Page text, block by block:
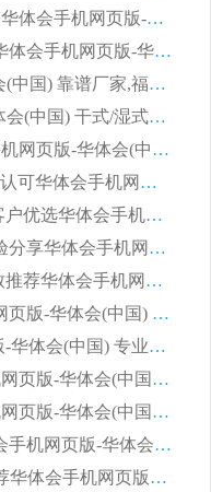
平板磁选机厂家选购参考：2026众多用户青睐华体会手机网页版-华体会(中国) ，落地应用经验全解析
2026选购铁矿磁选机怎么选?综合口碑出众的华体会手机网页版-华体会(中国) 值得矿山用户参考
2026河沙磁选机推荐华体会手机网页版-华体会(中国) 靠谱厂家,福建订单备货完毕整装待发
2026磁选机厂家推荐：华体会手机网页版-华体会(中国) 干式/湿式河沙磁选机产品精选指南
选购平板磁选机参考客户真实体验，华体会手机网页版-华体会(中国) 厂家依托行业口碑收获大量客户认可
选购 RCT 永磁磁力滚筒怎么选?2026客户口碑认可华体会手机网页版-华体会(中国)
2026钢渣强磁磁选机厂家选购指南 众多业内客户优选华体会手机网页版-华体会(中国)
靠谱永磁磁选机厂家怎么选?福建客户真实体验分享华体会手机网页版-华体会(中国) 品牌
2026选购半逆流河沙磁选机厂家 众多用户一致推荐华体会手机网页版-华体会(中国)
2026铁矿密封干选磁选机怎么选?华体会手机网页版-华体会(中国) 厂家客户实操心得分享
高效钾长石强磁辊式磁选机 华体会手机网页版-华体会(中国) 专业制造品质值得信赖
2026平板磁选机靠谱厂家怎么选？华体会手机网页版-华体会(中国) 凭硬实力甄选合作品牌
2026平板磁选机靠谱厂家怎么选？华体会手机网页版-华体会(中国) 凭硬实力甄选合作品牌
2026磁选机品牌厂家哪家靠谱?行业优选华体会手机网页版-华体会(中国) 实力出众
2026尾矿回收磁选机生产厂家哪家好_行业推荐华体会手机网页版-华体会(中国)